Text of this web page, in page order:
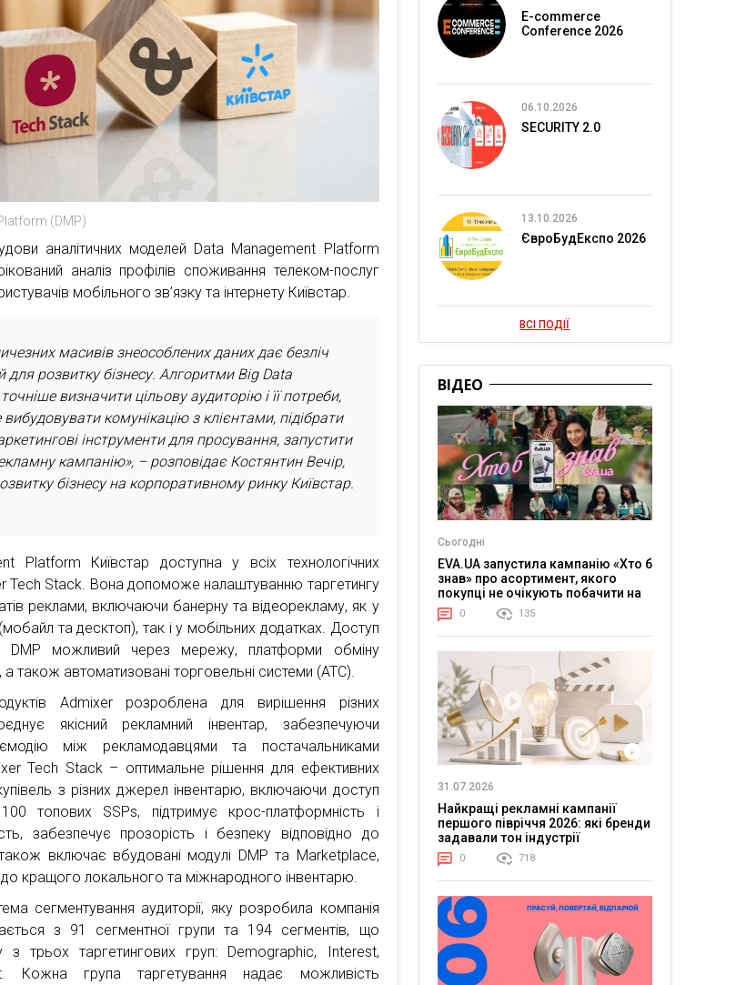
(DMP)
аналітичних моделей Data Management Platform
аналіз профілів споживання телеком-послуг
мобільного зв’язку та інтернету Київстар.
масивів знеособлених даних дає безліч
для розвитку бізнесу. Алгоритми Big Data
визначити цільову аудиторію і її потреби,
комунікацію з клієнтами, підібрати
інструменти для просування, запустити
кампанію», – розповідає Костянтин Вечір,
бізнесу на корпоративному ринку Київстар.
Platform Київстар доступна у всіх технологічних
Tech Stack. Вона допоможе налаштуванню таргетингу
реклами, включаючи банерну та відеорекламу, як у
та десктоп), так і у мобільних додатках. Доступ
DMP можливий через мережу, платформи обміну
також автоматизовані торговельні системи (ATС).
Admixer розроблена для вирішення різних
якісний рекламний інвентар, забезпечуючи
між рекламодавцями та постачальниками
Tech Stack – оптимальне рішення для ефективних
з різних джерел інвентарю, включаючи доступ
топових SSPs, підтримує крос-платформність і
забезпечує прозорість і безпеку відповідно до
включає вбудовані модулі DMP та Marketplace,
кращого локального та міжнародного інвентарю.
сегментування аудиторії, яку розробила компанія
з 91 сегментної групи та 194 сегментів, що
трьох таргетингових груп: Demographic, Interest,
Кожна група таргетування надає можливість
E-commerce
Conference 2026
06.10.2026
SECURITY 2.0
13.10.2026
ЄвроБудЕкспо 2026
ВСІ ПОДІЇ
ВІДЕО
Сьогодні
EVA.UA запустила кампанію «Хто б
знав» про асортимент, якого
покупці не очікують побачити на
платформі
0 135
31.07.2026
Найкращі рекламні кампанії
першого півріччя 2026: які бренди
задавали тон індустрії
0 718